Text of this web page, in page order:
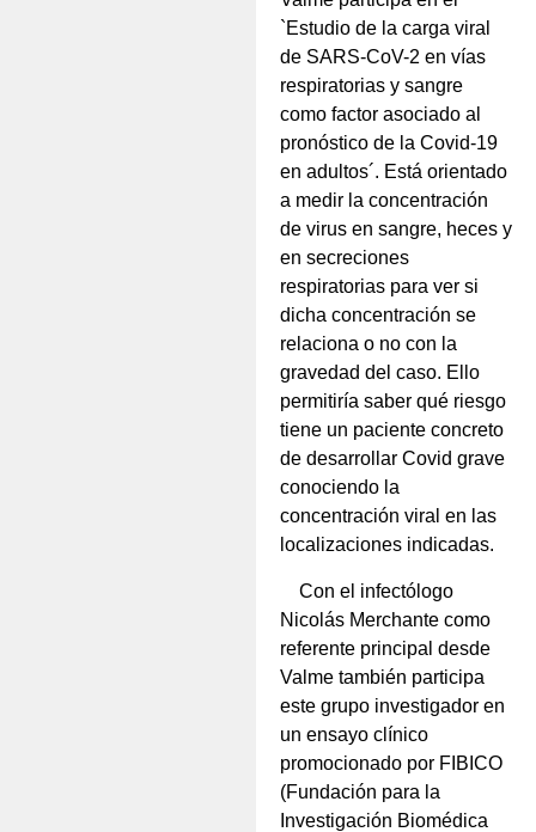
`Estudio de la carga viral
de SARS-CoV-2 en vías
respiratorias y sangre
como factor asociado al
pronóstico de la Covid-19
en adultos´. Está orientado
a medir la concentración
de virus en sangre, heces y
en secreciones
respiratorias para ver si
dicha concentración se
relaciona o no con la
gravedad del caso. Ello
permitiría saber qué riesgo
tiene un paciente concreto
de desarrollar Covid grave
conociendo la
concentración viral en las
localizaciones indicadas.
Con el infectólogo
Nicolás Merchante como
referente principal desde
Valme también participa
este grupo investigador en
un ensayo clínico
promocionado por FIBICO
(Fundación para la
Investigación Biomédica